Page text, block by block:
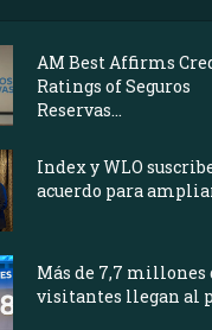
AM Best Affirms
Ratings of Seguros
Reservas...
Index y WLO
acuerdo para
Más de 7,7 millones
visitantes llegan al